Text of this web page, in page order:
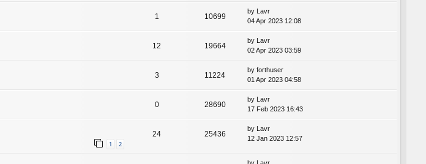
1 10699
by Lavr
04 Apr 2023 12:08
12 19664
by Lavr
02 Apr 2023 03:59
3 11224
by forthuser
01 Apr 2023 04:58
0 28690
by Lavr
17 Feb 2023 16:43
1 2
24 25436
by Lavr
12 Jan 2023 12:57